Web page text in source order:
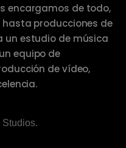
encargamos de todo,
producciones de
un estudio de música
equipo de
de vídeo,